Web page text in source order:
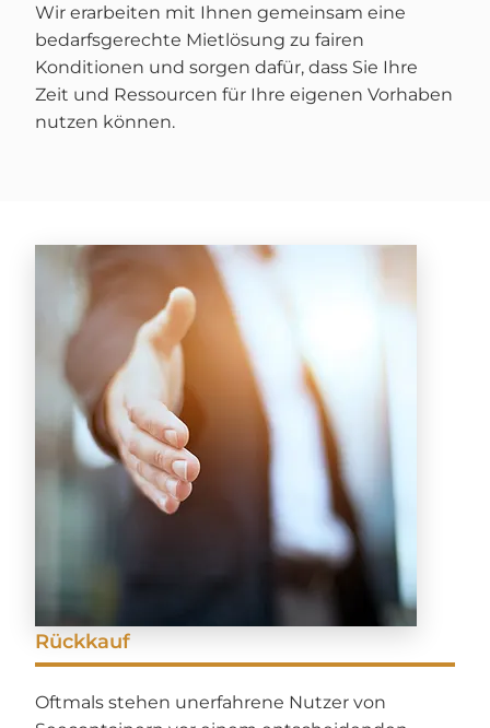
Wir erarbeiten mit Ihnen gemeinsam eine
bedarfsgerechte Mietlösung zu fairen
Konditionen und sorgen dafür, dass Sie Ihre
Zeit und Ressourcen für Ihre eigenen Vorhaben
nutzen können.
Rückkauf
Oftmals stehen unerfahrene Nutzer von